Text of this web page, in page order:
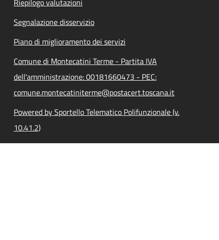
Segnalazione disservizio
Piano di miglioramento dei servizi
Comune di Montecatini Terme - Partita IVA
dell'amministrazione: 00181660473 - PEC:
comune.montecatiniterme@postacert.toscana.it
Powered by Sportello Telematico Polifunzionale (v.
10.41.2)